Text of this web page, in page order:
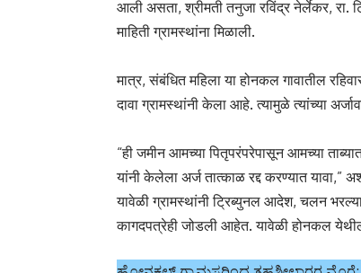
आली असता, श्रीमती तनुजा रविंद्र नेर्लेकर, रा.
माहिती ग्रामस्थांना मिळाली.
मात्र, संबंधित महिला या होनकल गावातील
दावा ग्रामस्थांनी केला आहे. त्यामुळे त्यांच्या
“ही जमीन आमच्या पितृपरंपरेपासून आमच्या
यांनी केलेला अर्ज तात्काळ रद्द करण्यात यावा,”
यावेळी ग्रामस्थांनी ट्रिब्युनल आदेश, चलन
कागदपत्रेही जोडली आहेत. यावेळी होनकल